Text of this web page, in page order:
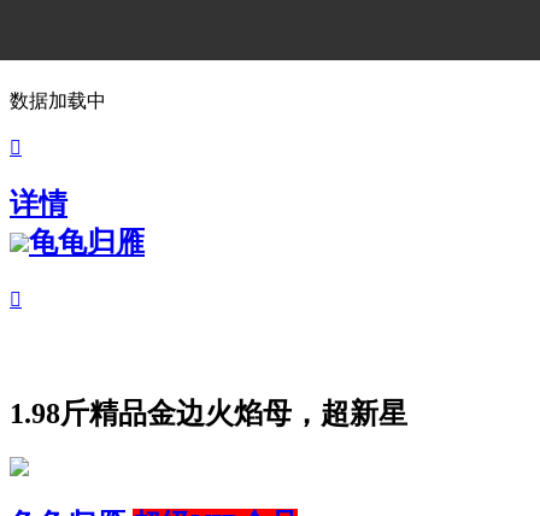
数据加载中

详情
龟龟归雁

1.98斤精品金边火焰母，超新星